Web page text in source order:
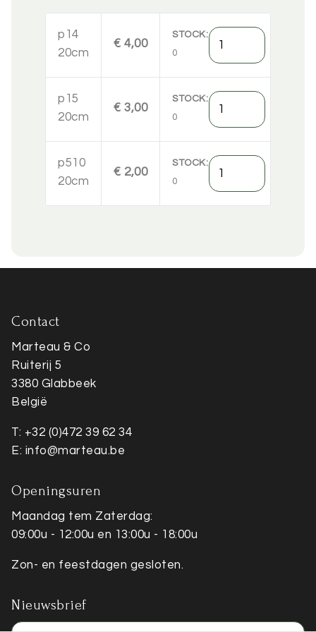
p14
20cm
€ 4,00
STOCK
0
Hoeveelheid
p15
20cm
€ 3,00
STOCK
0
Hoeveelheid
p510
20cm
€ 2,00
STOCK
0
Hoeveelheid
Contact
Marteau & Co
Ruiterij 5
3380 Glabbeek
België
T: +32 (0)472 39 62 34
E: info@marteau.be
Openingsuren
Maandag tem Zaterdag:
09:00u - 12:00u en 13:00u - 18:00u
Zon- en feestdagen gesloten.
Nieuwsbrief